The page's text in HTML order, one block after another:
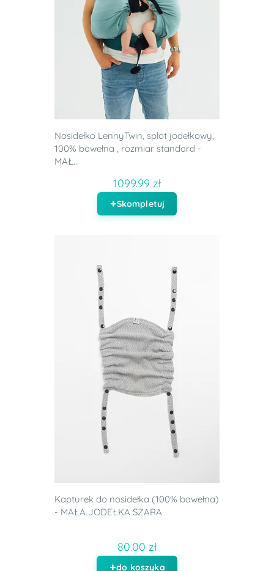
Nosidełko LennyTwin, splot jodełkowy,
100% bawełna , rozmiar standard -
MAŁ...
1099.99 zł
Skompletuj
Kapturek do nosidełka (100% bawełna)
- MAŁA JODEŁKA SZARA
80.00 zł
do koszyka